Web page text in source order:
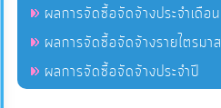
ผลการจัดซื้อจัดจ้างประจำเดือน
ผลการจัดซื้อจัดจ้างรายไตรมาส
ผลการจัดซื้อจัดจ้างประจำปี